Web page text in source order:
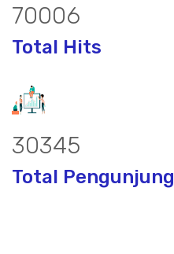
91220
Total Hits
40094
Total Pengunjung